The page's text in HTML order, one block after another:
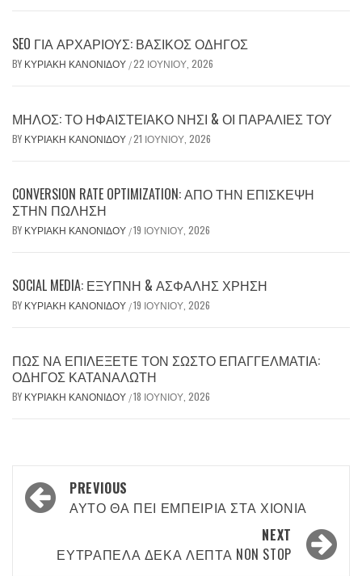
SEO ΓΙΑ ΑΡΧΆΡΙΟΥΣ: ΒΑΣΙΚΌΣ ΟΔΗΓΌΣ
BY ΚΥΡΙΑΚΉ ΚΑΝΟΝΊΔΟΥ /22 ΙΟΥΝΊΟΥ, 2026
ΜΉΛΟΣ: ΤΟ ΗΦΑΙΣΤΕΙΑΚΌ ΝΗΣΊ & ΟΙ ΠΑΡΑΛΊΕΣ ΤΟΥ
BY ΚΥΡΙΑΚΉ ΚΑΝΟΝΊΔΟΥ /21 ΙΟΥΝΊΟΥ, 2026
CONVERSION RATE OPTIMIZATION: ΑΠΌ ΤΗΝ ΕΠΊΣΚΕΨΗ
ΣΤΗΝ ΠΏΛΗΣΗ
BY ΚΥΡΙΑΚΉ ΚΑΝΟΝΊΔΟΥ /19 ΙΟΥΝΊΟΥ, 2026
SOCIAL MEDIA: ΈΞΥΠΝΗ & ΑΣΦΑΛΉΣ ΧΡΉΣΗ
BY ΚΥΡΙΑΚΉ ΚΑΝΟΝΊΔΟΥ /19 ΙΟΥΝΊΟΥ, 2026
ΠΏΣ ΝΑ ΕΠΙΛΈΞΕΤΕ ΤΟΝ ΣΩΣΤΌ ΕΠΑΓΓΕΛΜΑΤΊΑ:
ΟΔΗΓΌΣ ΚΑΤΑΝΑΛΩΤΉ
BY ΚΥΡΙΑΚΉ ΚΑΝΟΝΊΔΟΥ /18 ΙΟΥΝΊΟΥ, 2026
Post
navigation
PREVIOUS
ΑΥΤΌ ΘΑ ΠΕΙ ΕΜΠΕΙΡΊΑ ΣΤΑ ΧΙΌΝΙΑ
NEXT
ΕΥΤΡΆΠΕΛΑ ΔΈΚΑ ΛΕΠΤΆ NON STOP